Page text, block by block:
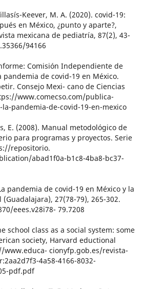
Keever, M. A. (2020). covid-19:
en México, ¿punto y aparte?,
mexicana de pediatría, 87(2), 43-
94166
Comisión Independiente de
de covid-19 en México.
Consejo Mexi- cano de Ciencias
www.comecso.com/publica-
pandemia-de-covid-19-en-mexico
E. (2008). Manual metodológico de
para programas y proyectos. Serie
repositorio.
abad1f0a-b1c8-4ba8-bc37-
pandemia de covid-19 en México y la
27(78-79), 265-302.
eees.v28i78- 79.7208
school class as a social system: some
society, Harvard eductional
www.educa- cionyfp.gob.es/revista-
4a58-4166-8032-
pdf.pdf